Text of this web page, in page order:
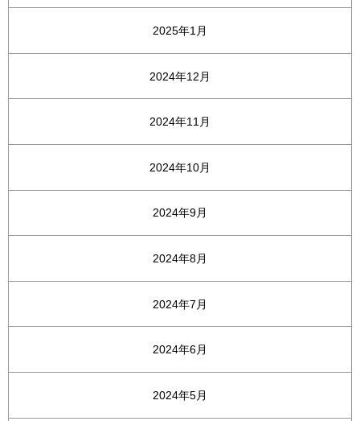
2025年1月
2024年12月
2024年11月
2024年10月
2024年9月
2024年8月
2024年7月
2024年6月
2024年5月